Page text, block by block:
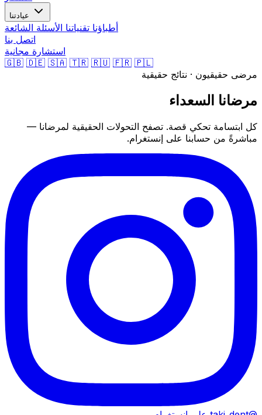
أطباؤنا تقنياتنا الأسئلة الشائعة
اتصل بنا
استشارة مجانية
🇬🇧 🇩🇪 🇸🇦 🇹🇷 🇷🇺 🇫🇷 🇵🇱
مرضى حقيقيون · نتائج حقيقية
مرضانا السعداء
كل ابتسامة تحكي قصة. تصفح التحولات الحقيقية لمرضانا —
مباشرةً من حسابنا على إنستغرام.